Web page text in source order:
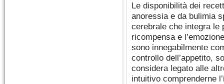
Le disponibilità dei
anoressia e da bulimia
cerebrale che integra le
ricompensa e
sono innegabilmente
controllo dell’appetito,
considera legato alle
intuitivo comprenderne